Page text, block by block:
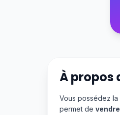
À propos
Vous possédez la
permet de vendre